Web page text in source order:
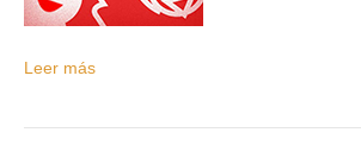
Leer más